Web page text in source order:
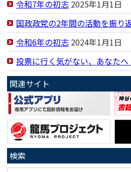
令和7年の初志 2025年1月1日
国政政党の2年間の活動を振り
令和6年の初志 2024年1月1日
投票に行く気がない、あなたへ
関連サイト
検索